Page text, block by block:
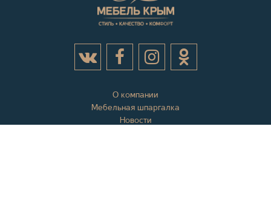
О компании
Мебельная шпаргалка
Новости